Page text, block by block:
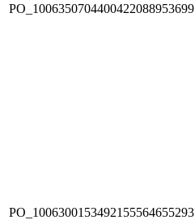
PO_1006350704400422088953699
PO_1006300153492155564655293